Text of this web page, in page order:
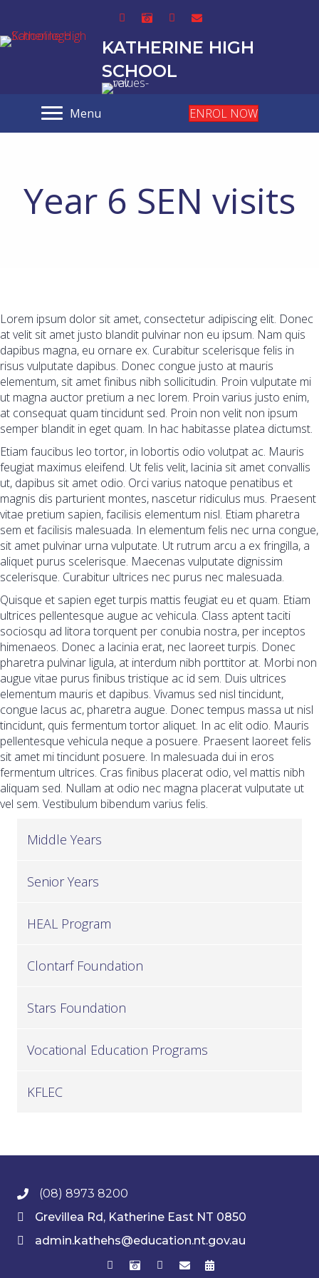
KATHERINE HIGH
SCHOOL
Menu ENROL NOW
Year 6 SEN visits
Lorem ipsum dolor sit amet, consectetur adipiscing elit. Donec
at velit sit amet justo blandit pulvinar non eu ipsum. Nam quis
dapibus magna, eu ornare ex. Curabitur scelerisque felis in
risus vulputate dapibus. Donec congue justo at mauris
elementum, sit amet finibus nibh sollicitudin. Proin vulputate mi
ut magna auctor pretium a nec lorem. Proin varius justo enim,
at consequat quam tincidunt sed. Proin non velit non ipsum
semper blandit in eget quam. In hac habitasse platea dictumst.
Etiam faucibus leo tortor, in lobortis odio volutpat ac. Mauris
feugiat maximus eleifend. Ut felis velit, lacinia sit amet convallis
ut, dapibus sit amet odio. Orci varius natoque penatibus et
magnis dis parturient montes, nascetur ridiculus mus. Praesent
vitae pretium sapien, facilisis elementum nisl. Etiam pharetra
sem et facilisis malesuada. In elementum felis nec urna congue,
sit amet pulvinar urna vulputate. Ut rutrum arcu a ex fringilla, a
aliquet purus scelerisque. Maecenas vulputate dignissim
scelerisque. Curabitur ultrices nec purus nec malesuada.
Quisque et sapien eget turpis mattis feugiat eu et quam. Etiam
ultrices pellentesque augue ac vehicula. Class aptent taciti
sociosqu ad litora torquent per conubia nostra, per inceptos
himenaeos. Donec a lacinia erat, nec laoreet turpis. Donec
pharetra pulvinar ligula, at interdum nibh porttitor at. Morbi non
augue vitae purus finibus tristique ac id sem. Duis ultrices
elementum mauris et dapibus. Vivamus sed nisl tincidunt,
congue lacus ac, pharetra augue. Donec tempus massa ut nisl
tincidunt, quis fermentum tortor aliquet. In ac elit odio. Mauris
pellentesque vehicula neque a posuere. Praesent laoreet felis
sit amet mi tincidunt posuere. In malesuada dui in eros
fermentum ultrices. Cras finibus placerat odio, vel mattis nibh
aliquam sed. Nullam at odio nec magna placerat vulputate ut
vel sem. Vestibulum bibendum varius felis.
Middle Years
Senior Years
HEAL Program
Clontarf Foundation
Stars Foundation
Vocational Education Programs
KFLEC
(08) 8973 8200
Grevillea Rd, Katherine East NT 0850
admin.kathehs@education.nt.gov.au